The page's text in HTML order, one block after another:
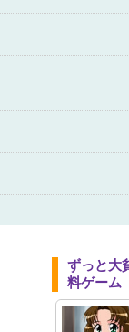
ずっと大
料ゲーム